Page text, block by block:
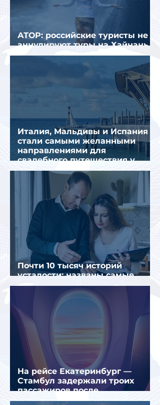
АТОР: российские туристы не
аннулируют туры на Хайнань
из-за тайфуна «Дельфин»
Италия, Мальдивы и Испания
стали самыми желанными
направлениями для
свадебного путешествия у
россиян
Почти 10 тысяч историй
усталости: названы самые
уставшие россияне
На рейсе Екатеринбург —
Стамбул задержали троих
пассажиров после
предполагаемой серии краж